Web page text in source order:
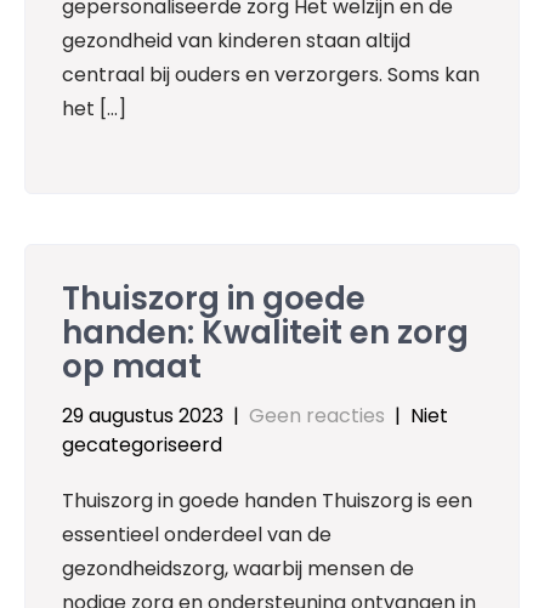
gepersonaliseerde zorg Het welzijn en de
gezondheid van kinderen staan altijd
centraal bij ouders en verzorgers. Soms kan
het […]
Thuiszorg in goede
handen: Kwaliteit en zorg
op maat
29 augustus 2023 | Geen reacties | Niet
gecategoriseerd
Thuiszorg in goede handen Thuiszorg is een
essentieel onderdeel van de
gezondheidszorg, waarbij mensen de
nodige zorg en ondersteuning ontvangen in